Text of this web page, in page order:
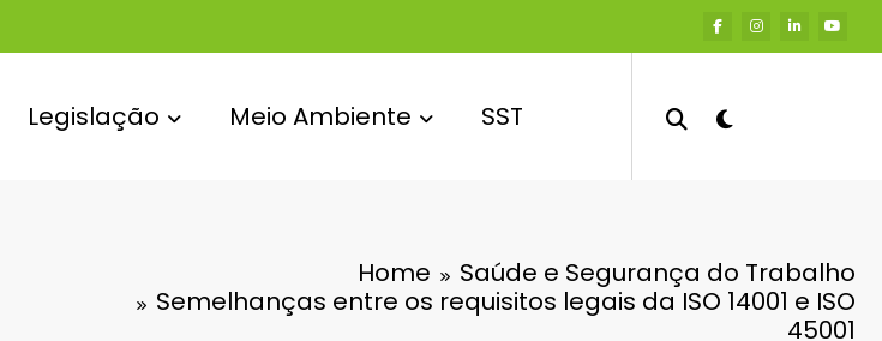
Legislação Meio Ambiente SST
Home
Saúde e Segurança do Trabalho
Semelhanças entre os requisitos legais da ISO 14001 e ISO
45001